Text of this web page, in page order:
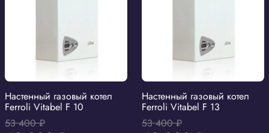
Настенный газовый котел
Ferroli Vitabel F 10
53 400 ₽
Настенный газовый котел
Ferroli Vitabel F 13
53 400 ₽